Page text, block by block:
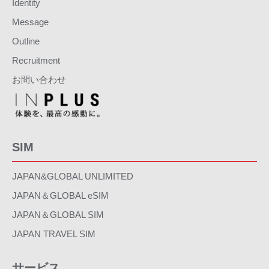
Identity
Message
Outline
Recruitment
お問い合わせ
SIM
JAPAN&GLOBAL UNLIMITED
JAPAN＆GLOBAL eSIM
JAPAN＆GLOBAL SIM
JAPAN TRAVEL SIM